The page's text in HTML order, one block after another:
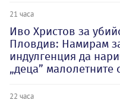
21 часа
Иво Христов за
Пловдив: Намирам
индулгенция да
„деца” малолетните
22 часа